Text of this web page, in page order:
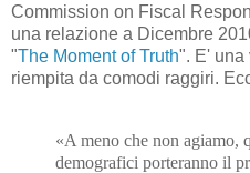
Commission on Fiscal
una relazione a Dicembre
"The Moment of Truth". E' una
riempita da comodi raggiri.
«A meno che non agiamo,
demografici porteranno il